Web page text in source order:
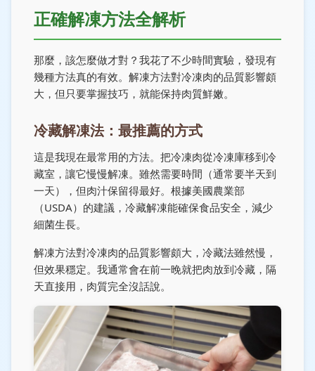
正確解凍方法全解析
那麼，該怎麼做才對？我花了不少時間實驗，發現有
幾種方法真的有效。解凍方法對冷凍肉的品質影響頗
大，但只要掌握技巧，就能保持肉質鮮嫩。
冷藏解凍法：最推薦的方式
這是我現在最常用的方法。把冷凍肉從冷凍庫移到冷
藏室，讓它慢慢解凍。雖然需要時間（通常要半天到
一天），但肉汁保留得最好。根據美國農業部
（USDA）的建議，冷藏解凍能確保食品安全，減少
細菌生長。
解凍方法對冷凍肉的品質影響頗大，冷藏法雖然慢，
但效果穩定。我通常會在前一晚就把肉放到冷藏，隔
天直接用，肉質完全沒話說。